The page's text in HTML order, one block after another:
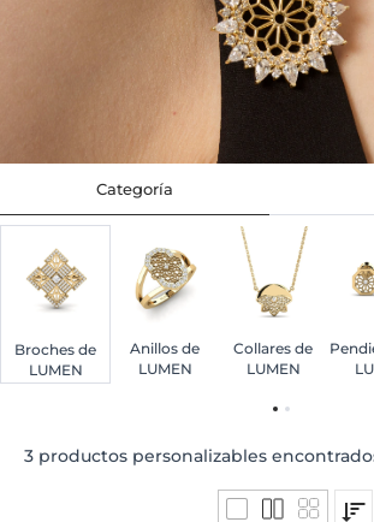
Categoría
Broches de
LUMEN
Anillos de
LUMEN
Collares de
LUMEN
3 productos personalizables